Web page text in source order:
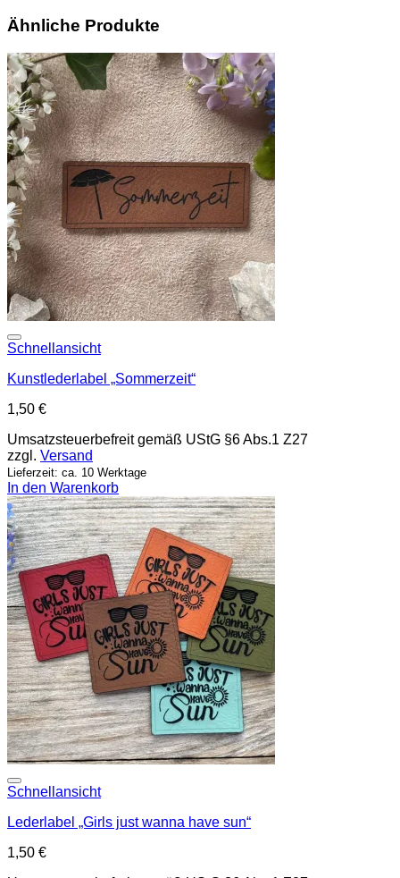
Ähnliche Produkte
Schnellansicht
Kunstlederlabel „Sommerzeit“
1,50 €
Umsatzsteuerbefreit gemäß UStG §6 Abs.1 Z27
zzgl. Versand
Lieferzeit: ca. 10 Werktage
In den Warenkorb
Schnellansicht
Lederlabel „Girls just wanna have sun“
1,50 €